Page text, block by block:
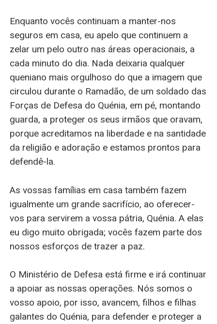
Enquanto vocês continuam a manter-nos
seguros em casa, eu apelo que continuem a
zelar um pelo outro nas áreas operacionais, a
cada minuto do dia. Nada deixaria qualquer
queniano mais orgulhoso do que a imagem que
circulou durante o Ramadão, de um soldado das
Forças de Defesa do Quénia, em pé, montando
guarda, a proteger os seus irmãos que oravam,
porque acreditamos na liberdade e na santidade
da religião e adoração e estamos prontos para
defendê-la.
As vossas famílias em casa também fazem
igualmente um grande sacrifício, ao oferecer-
vos para servirem a vossa pátria, Quénia. A elas
eu digo muito obrigada; vocês fazem parte dos
nossos esforços de trazer a paz.
O Ministério de Defesa está firme e irá continuar
a apoiar as nossas operações. Nós somos o
vosso apoio, por isso, avancem, filhos e filhas
galantes do Quénia, para defender e proteger a